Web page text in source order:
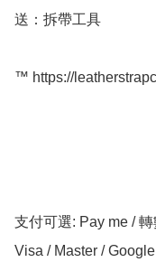
送：拆帶工具
™️ https://
支付可選: Pay me /
Visa / Master /